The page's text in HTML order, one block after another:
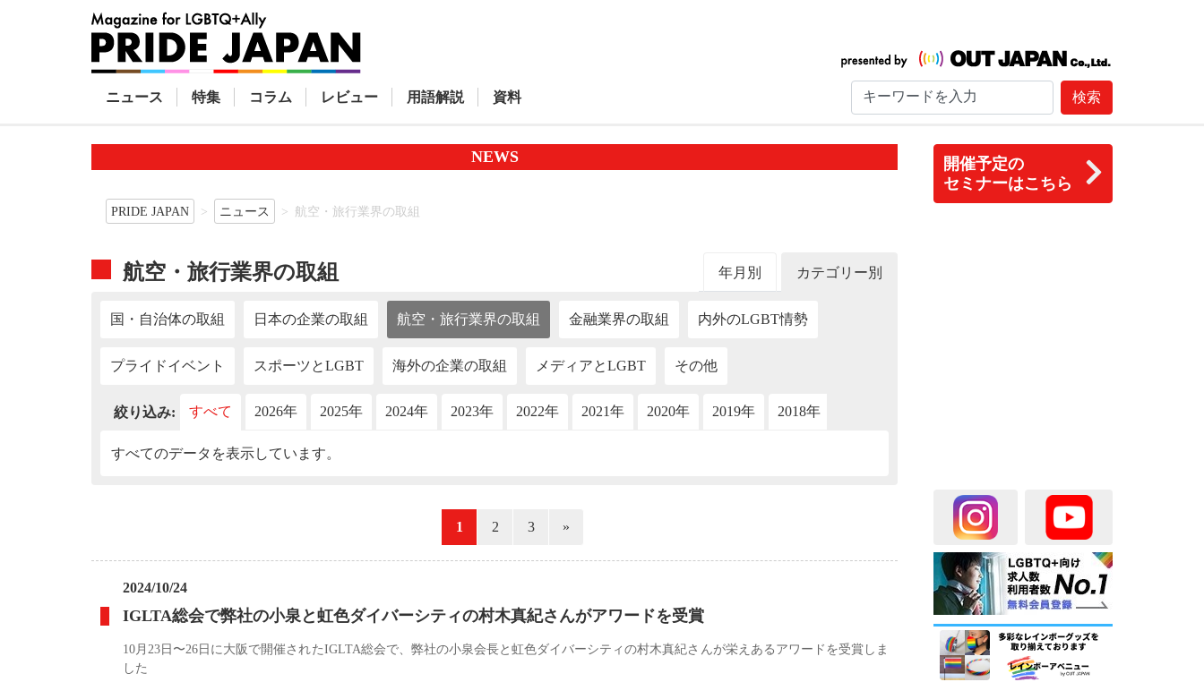
ニュース 特集 コラム レビュー 用語解説 資料 検索
開催予定の
セミナーはこちら
NEWS
PRIDE JAPAN ニュース 航空・旅行業界の取組
航空・旅行業界の取組 年月別 カテゴリー別
国・自治体の取組 日本の企業の取組 航空・旅行業界の取組 金融業界の取組 内外のLGBT情勢
プライドイベント スポーツとLGBT 海外の企業の取組 メディアとLGBT その他
絞り込み: すべて 2026年 2025年 2024年 2023年 2022年 2021年 2020年 2019年 2018年
すべてのデータを表示しています。
1 2 3 »
2024/10/24
IGLTA総会で弊社の小泉と虹色ダイバーシティの村木真紀さんがアワードを受賞
10月23日〜26日に大阪で開催されたIGLTA総会で、弊社の小泉会長と虹色ダイバーシティの村木真紀さんが栄えあるアワードを受賞しま
した